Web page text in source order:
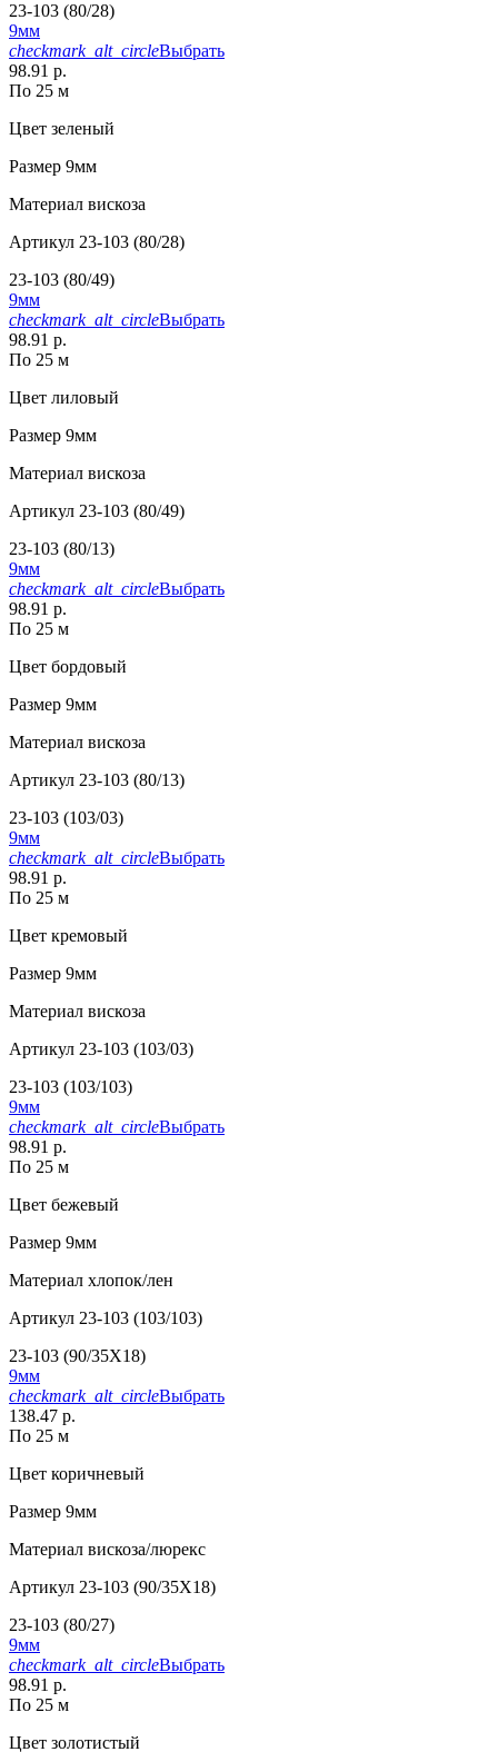
23-103 (80/28)
9мм
checkmark_alt_circleВыбрать
98.91 р.
По 25 м
Цвет зеленый
Размер 9мм
Материал вискоза
Артикул 23-103 (80/28)
23-103 (80/49)
9мм
checkmark_alt_circleВыбрать
98.91 р.
По 25 м
Цвет лиловый
Размер 9мм
Материал вискоза
Артикул 23-103 (80/49)
23-103 (80/13)
9мм
checkmark_alt_circleВыбрать
98.91 р.
По 25 м
Цвет бордовый
Размер 9мм
Материал вискоза
Артикул 23-103 (80/13)
23-103 (103/03)
9мм
checkmark_alt_circleВыбрать
98.91 р.
По 25 м
Цвет кремовый
Размер 9мм
Материал вискоза
Артикул 23-103 (103/03)
23-103 (103/103)
9мм
checkmark_alt_circleВыбрать
98.91 р.
По 25 м
Цвет бежевый
Размер 9мм
Материал хлопок/лен
Артикул 23-103 (103/103)
23-103 (90/35X18)
9мм
checkmark_alt_circleВыбрать
138.47 р.
По 25 м
Цвет коричневый
Размер 9мм
Материал вискоза/люрекс
Артикул 23-103 (90/35X18)
23-103 (80/27)
9мм
checkmark_alt_circleВыбрать
98.91 р.
По 25 м
Цвет золотистый